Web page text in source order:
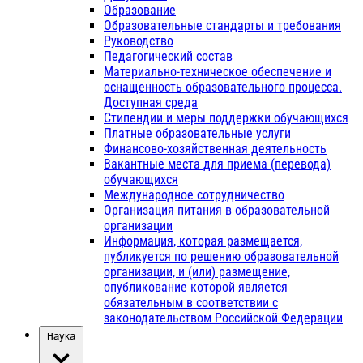
Образование
Образовательные стандарты и требования
Руководство
Педагогический состав
Материально-техническое обеспечение и
оснащенность образовательного процесса.
Доступная среда
Стипендии и меры поддержки обучающихся
Платные образовательные услуги
Финансово-хозяйственная деятельность
Вакантные места для приема (перевода)
обучающихся
Международное сотрудничество
Организация питания в образовательной
организации
Информация, которая размещается,
публикуется по решению образовательной
организации, и (или) размещение,
опубликование которой является
обязательным в соответствии с
законодательством Российской Федерации
Наука